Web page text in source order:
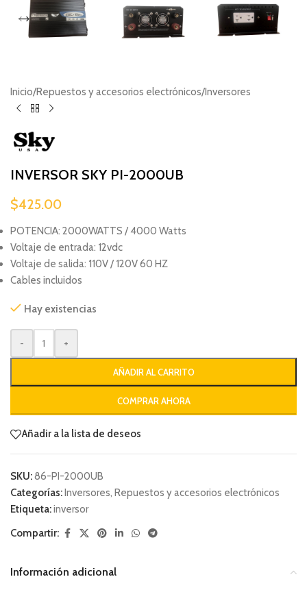
Inicio/Repuestos y accesorios electrónicos/Inversores
INVERSOR SKY PI-2000UB
$425.00
POTENCIA: 2000WATTS / 4000 Watts
Voltaje de entrada: 12vdc
Voltaje de salida: 110V / 120V 60 HZ
Cables incluidos
Hay existencias
- +
AÑADIR AL CARRITO
COMPRAR AHORA
Añadir a la lista de deseos
SKU:86-PI-2000UB
Categorías:Inversores, Repuestos y accesorios electrónicos
Etiqueta:inversor
Compartir:
Información adicional